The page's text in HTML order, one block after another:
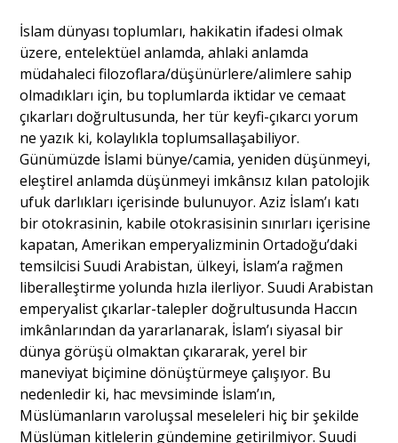
İslam dünyası toplumları, hakikatin ifadesi olmak
üzere, entelektüel anlamda, ahlaki anlamda
müdahaleci filozoflara/düşünürlere/alimlere sahip
olmadıkları için, bu toplumlarda iktidar ve cemaat
çıkarları doğrultusunda, her tür keyfi-çıkarcı yorum
ne yazık ki, kolaylıkla toplumsallaşabiliyor.
Günümüzde İslami bünye/camia, yeniden düşünmeyi,
eleştirel anlamda düşünmeyi imkânsız kılan patolojik
ufuk darlıkları içerisinde bulunuyor. Aziz İslam’ı katı
bir otokrasinin, kabile otokrasisinin sınırları içerisine
kapatan, Amerikan emperyalizminin Ortadoğu’daki
temsilcisi Suudi Arabistan, ülkeyi, İslam’a rağmen
liberalleştirme yolunda hızla ilerliyor. Suudi Arabistan
emperyalist çıkarlar-talepler doğrultusunda Haccın
imkânlarından da yararlanarak, İslam’ı siyasal bir
dünya görüşü olmaktan çıkararak, yerel bir
maneviyat biçimine dönüştürmeye çalışıyor. Bu
nedenledir ki, hac mevsiminde İslam’ın,
Müslümanların varoluşsal meseleleri hiç bir şekilde
Müslüman kitlelerin gündemine getirilmiyor. Suudi